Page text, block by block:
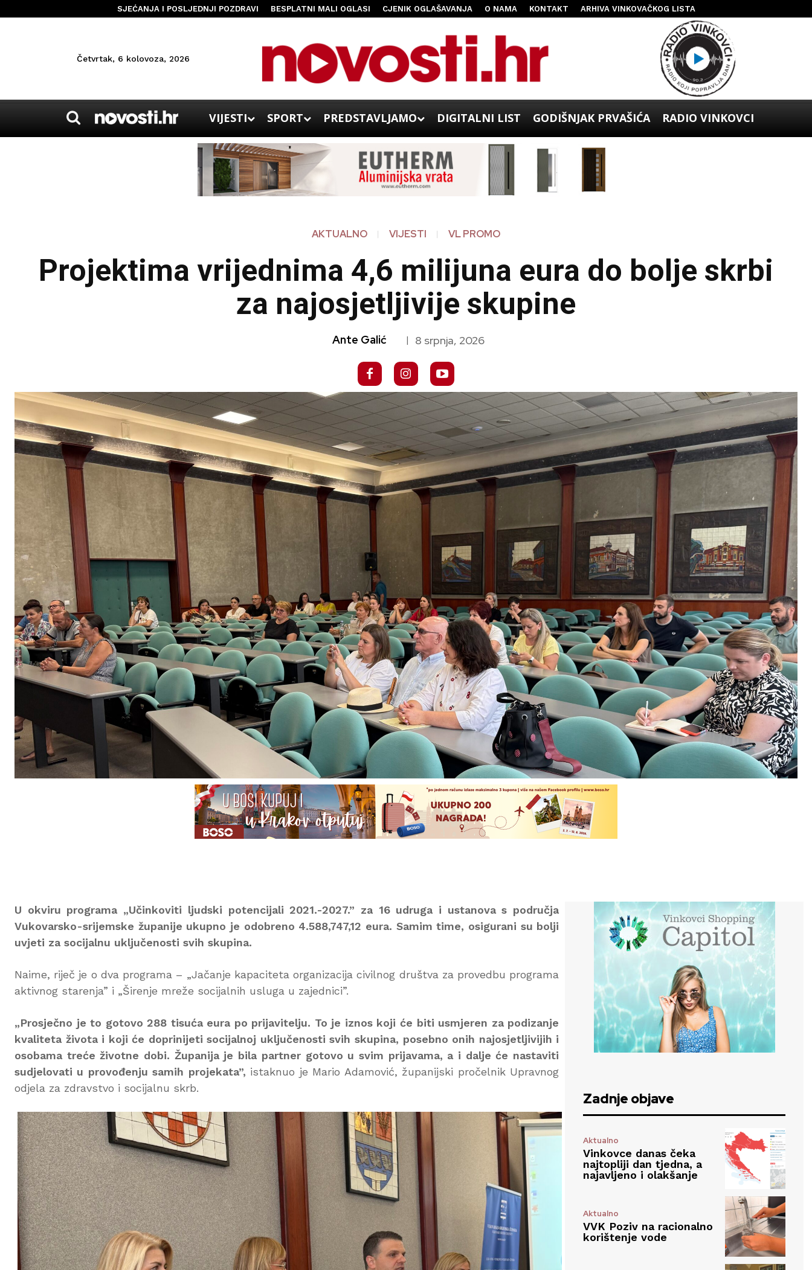
SJEĆANJA I POSLJEDNJI POZDRAVI BESPLATNI MALI OGLASI CJENIK OGLAŠAVANJA O NAMA KONTAKT ARHIVA VINKOVAČKOG LISTA
Četvrtak, 6 kolovoza, 2026
VIJESTI SPORT PREDSTAVLJAMO DIGITALNI LIST GODIŠNJAK PRVAŠIĆA RADIO VINKOVCI
AKTUALNO VIJESTI VL PROMO
Projektima vrijednima 4,6 milijuna eura do bolje skrbi
za najosjetljivije skupine
Ante Galić | 8 srpnja, 2026
U okviru programa „Učinkoviti ljudski potencijali 2021.-2027.” za 16 udruga i ustanova s područja
Vukovarsko-srijemske županije ukupno je odobreno 4.588,747,12 eura. Samim time, osigurani su bolji
uvjeti za socijalnu uključenosti svih skupina.
Naime, riječ je o dva programa – „Jačanje kapaciteta organizacija civilnog društva za provedbu programa
aktivnog starenja” i „Širenje mreže socijalnih usluga u zajednici”.
„Prosječno je to gotovo 288 tisuća eura po prijavitelju. To je iznos koji će biti usmjeren za podizanje
kvaliteta života i koji će doprinijeti socijalnoj uključenosti svih skupina, posebno onih najosjetljivijih i
osobama treće životne dobi. Županija je bila partner gotovo u svim prijavama, a i dalje će nastaviti
sudjelovati u provođenju samih projekata”, istaknuo je Mario Adamović, županijski pročelnik Upravnog
odjela za zdravstvo i socijalnu skrb.
Zadnje objave
Aktualno
Vinkovce danas čeka
najtopliji dan tjedna, a
najavljeno i olakšanje
Aktualno
VVK Poziv na racionalno
korištenje vode